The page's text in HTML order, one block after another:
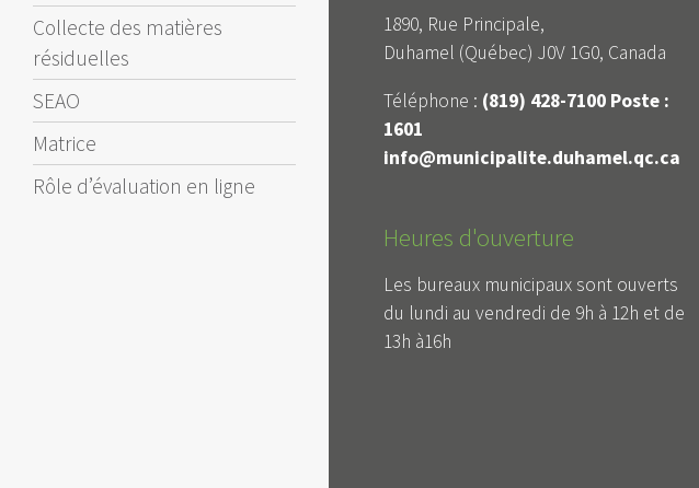
Collecte des matières
résiduelles
SEAO
Matrice
Rôle d’évaluation en ligne
1890, Rue Principale,
Duhamel (Québec) J0V 1G0, Canada
Téléphone : (819) 428-7100 Poste :
1601
info@municipalite.duhamel.qc.ca
Heures d'ouverture
Les bureaux municipaux sont ouverts
du lundi au vendredi de 9h à 12h et de
13h à16h